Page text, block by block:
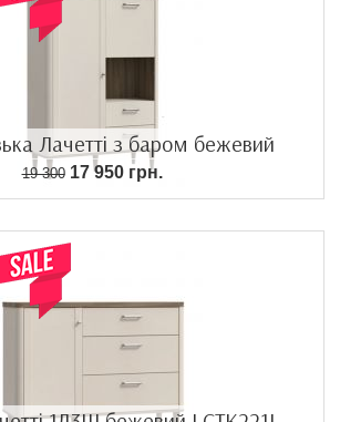
Лачетті з баром бежевий
19 30017 950 грн.